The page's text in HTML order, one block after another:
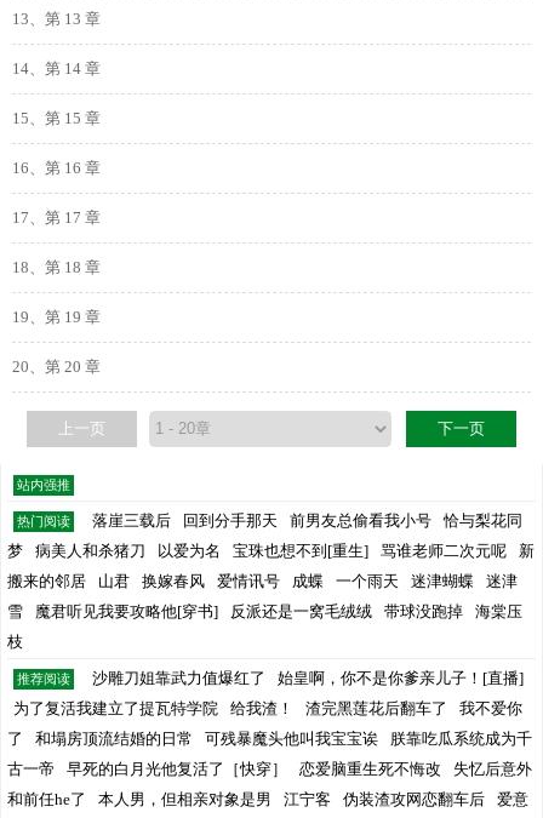
13、第 13 章
14、第 14 章
15、第 15 章
16、第 16 章
17、第 17 章
18、第 18 章
19、第 19 章
20、第 20 章
上一页 下一页
站内强推
热门阅读 落崖三载后 回到分手那天 前男友总偷看我小号
恰与梨花同
梦
病美人和杀猪刀 以爱为名 宝珠也想不到[重生] 骂谁老师二次元呢
新
搬来的邻居
山君 换嫁春风 爱情讯号 成蝶 一个雨天 迷津蝴蝶
迷津
雪
魔君听见我要攻略他[穿书] 反派还是一窝毛绒绒 带球没跑掉
海棠压
枝
推荐阅读 沙雕刀姐靠武力值爆红了
始皇啊，你不是你爹亲儿子！[直播]
为了复活我建立了提瓦特学院
给我渣！ 渣完黑莲花后翻车了
我不爱你
了
和塌房顶流结婚的日常 可残暴魔头他叫我宝宝诶
朕靠吃瓜系统成为千
古一帝
早死的白月光他复活了［快穿］ 恋爱脑重生死不悔改
失忆后意外
和前任he了
本人男，但相亲对象是男 江宁客 伪装渣攻网恋翻车后 爱意